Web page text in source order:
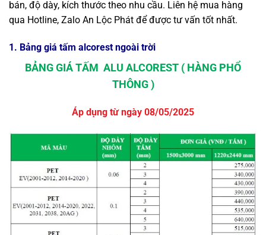
bán, độ dày, kích thước theo nhu cầu. Liên hệ mua hàng
qua Hotline, Zalo An Lộc Phát để được tư vấn tốt nhất.
1. Bảng giá tấm alcorest ngoài trời
BẢNG GIÁ TẤM ALU ALCOREST ( HÀNG PHỔ
THÔNG )
Áp dụng từ ngày 08/05/2025